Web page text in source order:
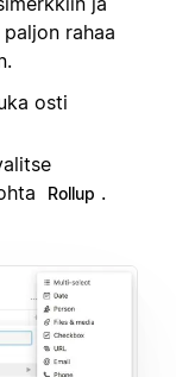
rahaa
osti
Rollup .